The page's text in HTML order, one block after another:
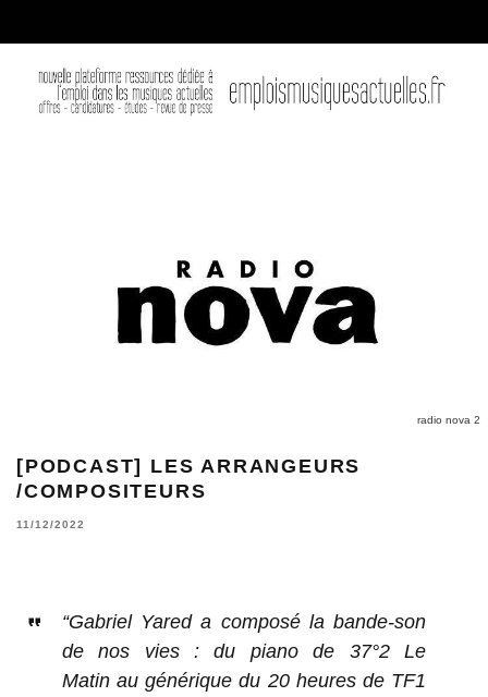
radio nova 2
[PODCAST] LES ARRANGEURS
/COMPOSITEURS
11/12/2022
“Gabriel Yared a composé la bande-son
de nos vies : du piano de 37°2 Le
Matin au générique du 20 heures de TF1